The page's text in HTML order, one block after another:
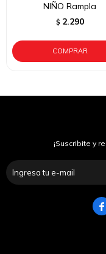
NIÑO Rampla
$ 2.290
¡Suscribite y
